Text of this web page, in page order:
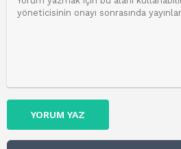
YORUM YAZ